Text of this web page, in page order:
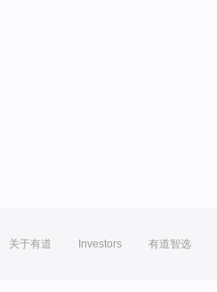
关于有道 Investors 有道智选